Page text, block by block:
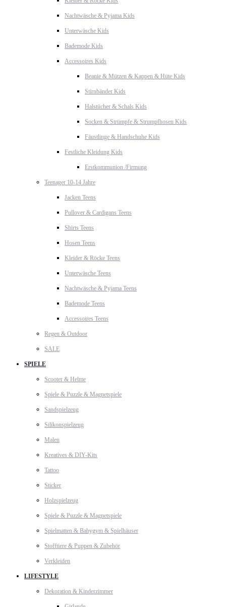
Nachtwäsche & Pyjama Kids
Unterwäsche Kids
Bademode Kids
Accessoires Kids
Beanie & Mützen & Kappen & Hüte Kids
Stirnbänder Kids
Halstücher & Schals Kids
Socken & Strümpfe & Strumpfhosen Kids
Fäustlinge & Handschuhe Kids
Festliche Kleidung Kids
Erstkommunion /Firmung
Teenager 10-14 Jahre
Jacken Teens
Pullover & Cardigans Teens
Shirts Teens
Hosen Teens
Kleider & Röcke Teens
Unterwäsche Teens
Nachtwäsche & Pyjama Teens
Bademode Teens
Accessoires Teens
Regen & Outdoor
SALE
SPIELE
Scooter & Helme
Spiele & Puzzle & Magnetspiele
Sandspielzeug
Silikonspielzeug
Malen
Kreatives & DIY-Kits
Tattoo
Sticker
Holzspielzeug
Spiele & Puzzle & Magnetspiele
Spielmatten & Babygym & Spielhäuser
Stofftiere & Puppen & Zubehör
Verkleiden
LIFESTYLE
Dekoration & Kinderzimmer